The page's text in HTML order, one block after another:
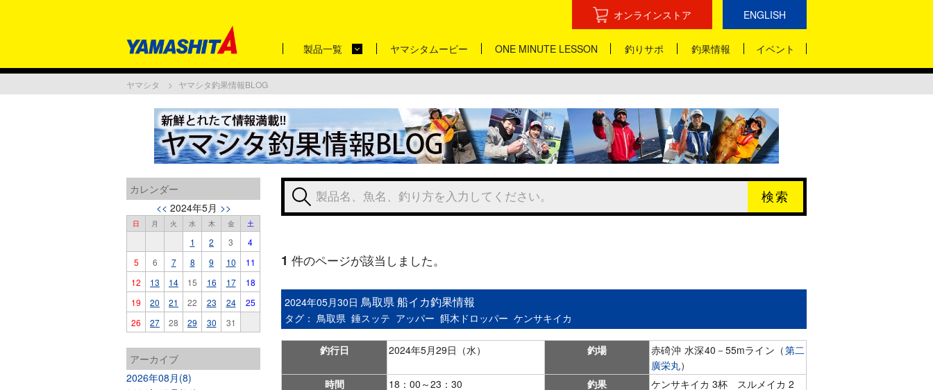
オンラインストア ENGLISH
製品一覧 ヤマシタムービー ONE MINUTE LESSON 釣りサポ 釣果情報 イベント
ヤマシタ ヤマシタ釣果情報BLOG
カレンダー
<< 2024年5月 >>
日 月 火 水 木 金 土
1 2 3
4
5
6 7 8 9 10
11
12
13 14 15 16 17
18
19
20 21 22 23 24
25
26
27 28 29 30 31
アーカイブ
2026年08月(8)
1 件のページが該当しました。
2024年05月30日 鳥取県 船イカ釣果情報
タグ： 鳥取県 錘スッテ アッパー 餌木ドロッパー ケンサキイカ
釣行日 2024年5月29日（水） 釣場 赤碕沖 水深40－55mライン（第二
廣栄丸）
時間
18：00～23：30 釣果
ケンサキイカ 3杯 スルメイカ 2